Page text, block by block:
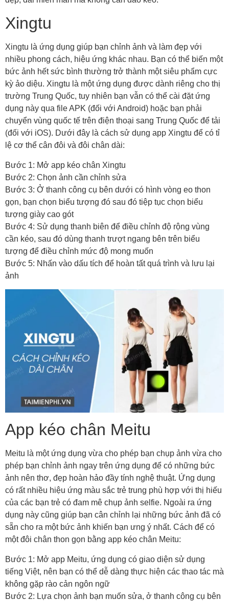
Xingtu
Xingtu là ứng dụng giúp bạn chỉnh ảnh và làm đẹp với
nhiều phong cách, hiệu ứng khác nhau. Bạn có thể biến một
bức ảnh hết sức bình thường trở thành một siêu phẩm cực
kỳ ảo diệu. Xingtu là một ứng dụng được dành riêng cho thị
trường Trung Quốc, tuy nhiên bạn vẫn có thể cài đặt ứng
dụng này qua file APK (đối với Android) hoặc bạn phải
chuyển vùng quốc tế trên điện thoại sang Trung Quốc để tải
(đối với iOS). Dưới đây là cách sử dụng app Xingtu để có tỉ
lệ cơ thể cân đôi và đôi chân dài:
Bước 1: Mở app kéo chân Xingtu
Bước 2: Chọn ảnh cần chỉnh sửa
Bước 3: Ở thanh công cụ bên dưới có hình vòng eo thon
gọn, bạn chọn biểu tượng đó sau đó tiệp tục chọn biểu
tượng giày cao gót
Bước 4: Sử dụng thanh biên để điều chỉnh độ rộng vùng
cần kéo, sau đó dùng thanh trượt ngang bên trên biểu
tượng để điều chỉnh mức độ mong muốn
Bước 5: Nhấn vào dấu tích để hoàn tất quá trình và lưu lại
ảnh
App kéo chân Meitu
Meitu là một ứng dụng vừa cho phép bạn chụp ảnh vừa cho
phép bạn chỉnh ảnh ngay trên ứng dụng để có những bức
ảnh nên thơ, đẹp hoàn hảo đầy tính nghệ thuật. Ứng dụng
có rất nhiều hiệu ứng màu sắc trẻ trung phù hợp với thị hiếu
của các bạn trẻ có đam mê chụp ảnh selfie. Ngoài ra ứng
dụng này cũng giúp bạn cân chỉnh lại những bức ảnh đã có
sẵn cho ra một bức ảnh khiến bạn ưng ý nhất. Cách để có
một đôi chân thon gọn bằng app kéo chân Meitu:
Bước 1: Mở app Meitu, ứng dụng có giao diện sử dụng
tiếng Việt, nên bạn có thể dễ dàng thực hiện các thao tác mà
không gặp rào cản ngôn ngữ
Bước 2: Lựa chọn ảnh bạn muốn sửa, ở thanh công cụ bên